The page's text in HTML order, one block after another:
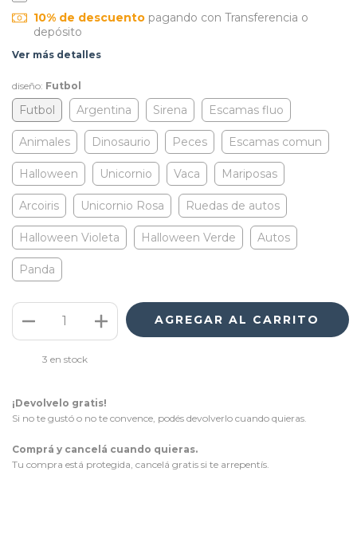
10% de descuentopagando con Transferencia o
depósito
Ver más detalles
diseño: Futbol
Futbol Argentina Sirena Escamas fluo
Animales Dinosaurio Peces Escamas comun
Halloween Unicornio Vaca Mariposas
Arcoiris Unicornio Rosa Ruedas de autos
Halloween Violeta Halloween Verde Autos
Panda
3 en stock
¡Devolvelo gratis!
Si no te gustó o no te convence, podés devolverlo cuando quieras.
Comprá y cancelá cuando quieras.
Tu compra está protegida, cancelá gratis si te arrepentís.